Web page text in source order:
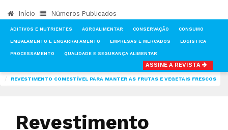
Início Números Publicados
ADITIVOS E NUTRIENTES AGROALIMENTAR CONSERVAÇÃO CONSUMO
EMBALAMENTO E ENGARRAFAMENTO EMPRESAS E MERCADOS LOGÍSTICA
PROCESSAMENTO QUALIDADE E SEGURANÇA ALIMENTAR
ASSINE A REVISTA
REVESTIMENTO COMESTÍVEL PARA MANTER AS FRUTAS E VEGETAIS FRESCOS
Revestimento